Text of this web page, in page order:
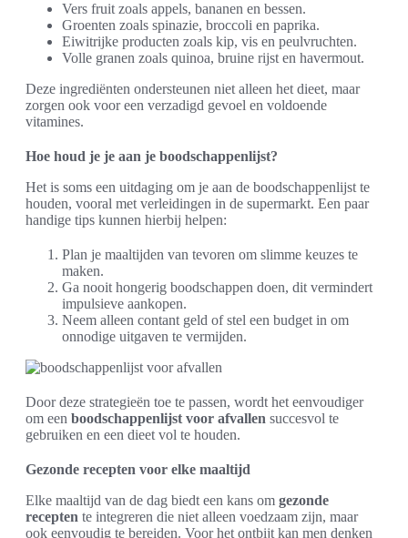
Vers fruit zoals appels, bananen en bessen.
Groenten zoals spinazie, broccoli en paprika.
Eiwitrijke producten zoals kip, vis en peulvruchten.
Volle granen zoals quinoa, bruine rijst en havermout.
Deze ingrediënten ondersteunen niet alleen het dieet, maar
zorgen ook voor een verzadigd gevoel en voldoende
vitamines.
Hoe houd je je aan je boodschappenlijst?
Het is soms een uitdaging om je aan de boodschappenlijst te
houden, vooral met verleidingen in de supermarkt. Een paar
handige tips kunnen hierbij helpen:
Plan je maaltijden van tevoren om slimme keuzes te
maken.
Ga nooit hongerig boodschappen doen, dit vermindert
impulsieve aankopen.
Neem alleen contant geld of stel een budget in om
onnodige uitgaven te vermijden.
Door deze strategieën toe te passen, wordt het eenvoudiger
om een boodschappenlijst voor afvallen succesvol te
gebruiken en een dieet vol te houden.
Gezonde recepten voor elke maaltijd
Elke maaltijd van de dag biedt een kans om gezonde
recepten te integreren die niet alleen voedzaam zijn, maar
ook eenvoudig te bereiden. Voor het ontbijt kan men denken